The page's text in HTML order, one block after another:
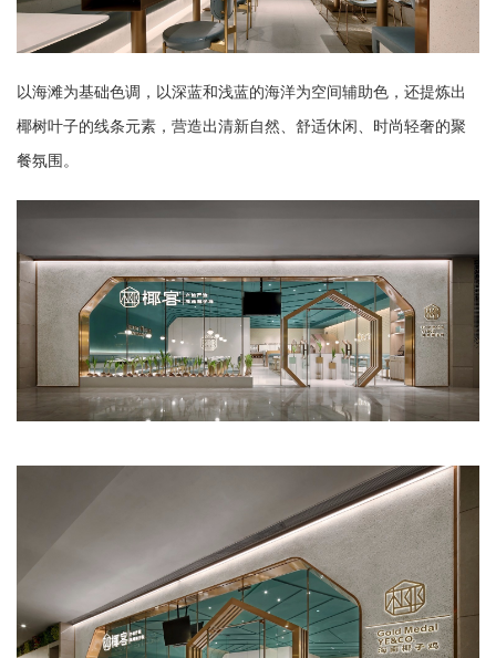
以海滩为基础色调，以深蓝和浅蓝的海洋为空间辅助色，还提炼出
椰树叶子的线条元素，营造出清新自然、舒适休闲、时尚轻奢的聚
餐氛围。